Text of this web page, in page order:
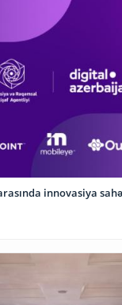
innovasiya